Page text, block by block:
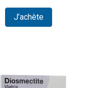
J’achète